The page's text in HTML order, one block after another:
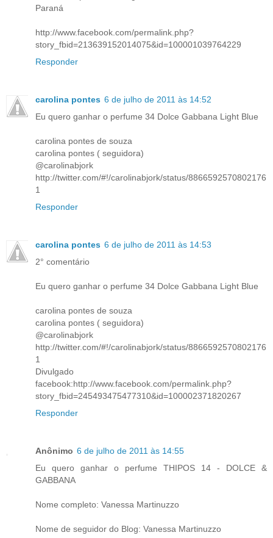
Paraná
http://www.facebook.com/permalink.php?
story_fbid=213639152014075&id=100001039764229
Responder
carolina pontes 6 de julho de 2011 às 14:52
Eu quero ganhar o perfume 34 Dolce Gabbana Light Blue
carolina pontes de souza
carolina pontes ( seguidora)
@carolinabjork
http://twitter.com/#!/carolinabjork/status/8866592570802176
1
Responder
carolina pontes 6 de julho de 2011 às 14:53
2° comentário
Eu quero ganhar o perfume 34 Dolce Gabbana Light Blue
carolina pontes de souza
carolina pontes ( seguidora)
@carolinabjork
http://twitter.com/#!/carolinabjork/status/8866592570802176
1
Divulgado
facebook:http://www.facebook.com/permalink.php?
story_fbid=245493475477310&id=100002371820267
Responder
Anônimo 6 de julho de 2011 às 14:55
Eu quero ganhar o perfume THIPOS 14 - DOLCE &
GABBANA
Nome completo: Vanessa Martinuzzo
Nome de seguidor do Blog: Vanessa Martinuzzo